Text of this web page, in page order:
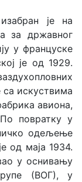
је на
за државног
у француске
је од 1929.
искуствима
авиона,
повратку у
одељење
од маја 1934.
у оснивању
(ВОГ), у